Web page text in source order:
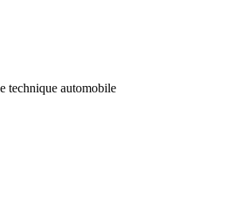
technique automobile